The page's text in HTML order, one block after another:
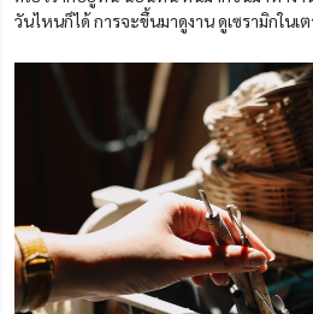
วันไหนก็ได้ การจะขึ้นมาดูงาน ดูเซรามิกในเ